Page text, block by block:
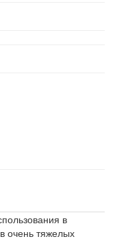
в
очень тяжелых